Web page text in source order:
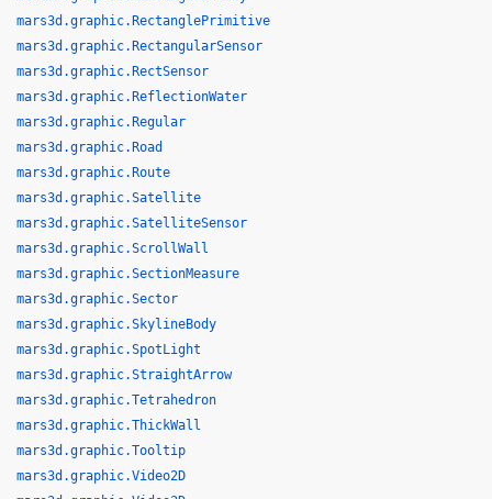
mars3d.graphic.RectanglePrimitive
mars3d.graphic.RectangularSensor
mars3d.graphic.RectSensor
mars3d.graphic.ReflectionWater
mars3d.graphic.Regular
mars3d.graphic.Road
mars3d.graphic.Route
mars3d.graphic.Satellite
mars3d.graphic.SatelliteSensor
mars3d.graphic.ScrollWall
mars3d.graphic.SectionMeasure
mars3d.graphic.Sector
mars3d.graphic.SkylineBody
mars3d.graphic.SpotLight
mars3d.graphic.StraightArrow
mars3d.graphic.Tetrahedron
mars3d.graphic.ThickWall
mars3d.graphic.Tooltip
mars3d.graphic.Video2D